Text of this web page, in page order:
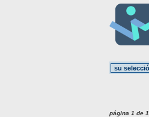
página 1 de 1